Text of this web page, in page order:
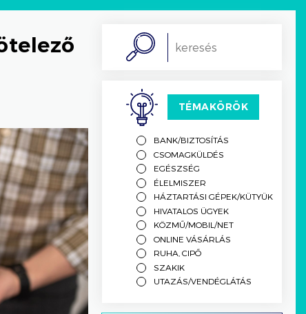
Search
TÉMAKÖRÖK
BANK/BIZTOSÍTÁS
CSOMAGKÜLDÉS
EGÉSZSÉG
ÉLELMISZER
HÁZTARTÁSI GÉPEK/KÜTYÜK
HIVATALOS ÜGYEK
KÖZMŰ/MOBIL/NET
ONLINE VÁSÁRLÁS
RUHA, CIPŐ
SZAKIK
UTAZÁS/VENDÉGLÁTÁS